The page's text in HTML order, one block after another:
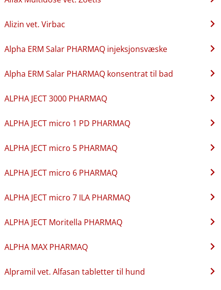
Alizin vet. Virbac
Alpha ERM Salar PHARMAQ injeksjonsvæske
Alpha ERM Salar PHARMAQ konsentrat til bad
ALPHA JECT 3000 PHARMAQ
ALPHA JECT micro 1 PD PHARMAQ
ALPHA JECT micro 5 PHARMAQ
ALPHA JECT micro 6 PHARMAQ
ALPHA JECT micro 7 ILA PHARMAQ
ALPHA JECT Moritella PHARMAQ
ALPHA MAX PHARMAQ
Alpramil vet. Alfasan tabletter til hund